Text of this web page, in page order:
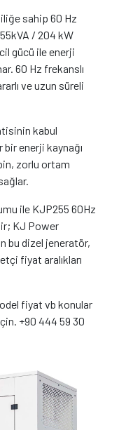
sahip 60 Hz
/ 204 kW
gücü ile enerji
60 Hz frekanslı
ve uzun süreli
kabul
enerji kaynağı
zorlu ortam
ile KJP255 60Hz
KJ Power
bu dizel jeneratör,
fiyat aralıkları
fiyat vb konular
+90 444 59 30